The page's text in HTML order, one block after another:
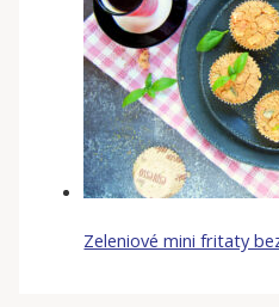
Zeleniové mini fritaty